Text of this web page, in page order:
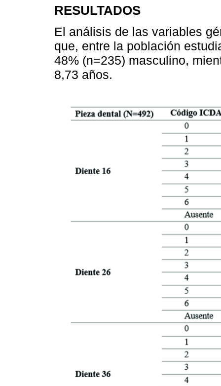
RESULTADOS
El análisis de las variables
que, entre la población
48% (n=235) masculino,
8,73 años.